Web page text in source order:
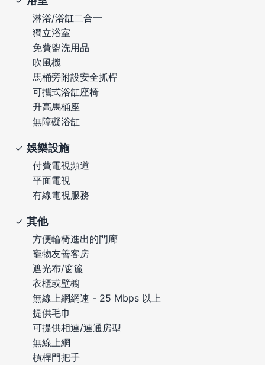
淋浴/浴缸二合一
獨立浴室
免費盥洗用品
吹風機
馬桶旁附設安全抓桿
可攜式浴缸座椅
升高馬桶座
無障礙浴缸
娛樂設施
付費電視頻道
平面電視
有線電視服務
其他
方便輪椅進出的門廊
寵物友善客房
遮光布/窗簾
衣櫃或壁櫥
無線上網網速 - 25 Mbps 以上
提供毛巾
可提供相連/連通房型
無線上網
槓桿門把手